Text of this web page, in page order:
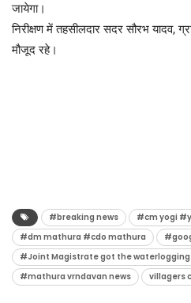
जायेगा।
निरीक्षण में तहसीलदार सदर सौरभ यादव,
मौजूद रहे।
#breaking news
#cm yogi
#dm mathura #cdo mathura
#Joint Magistrate got the waterlogging
#mathura vrndavan news
villagers